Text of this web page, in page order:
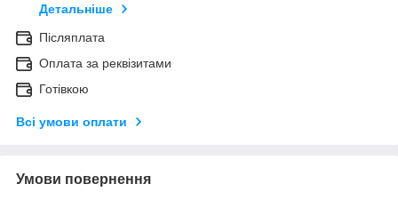
Детальніше
Післяплата
Оплата за реквізитами
Готівкою
Всі умови оплати
Умови повернення